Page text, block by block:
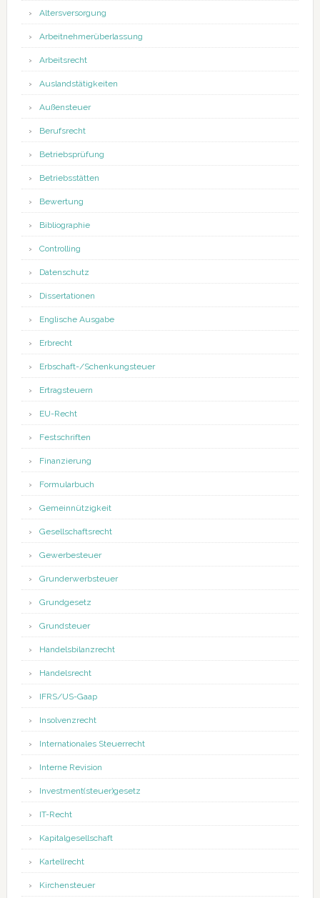
Altersversorgung
Arbeitnehmerüberlassung
Arbeitsrecht
Auslandstätigkeiten
Außensteuer
Berufsrecht
Betriebsprüfung
Betriebsstätten
Bewertung
Bibliographie
Controlling
Datenschutz
Dissertationen
Englische Ausgabe
Erbrecht
Erbschaft-/Schenkungsteuer
Ertragsteuern
EU-Recht
Festschriften
Finanzierung
Formularbuch
Gemeinnützigkeit
Gesellschaftsrecht
Gewerbesteuer
Grunderwerbsteuer
Grundgesetz
Grundsteuer
Handelsbilanzrecht
Handelsrecht
IFRS/US-Gaap
Insolvenzrecht
Internationales Steuerrecht
Interne Revision
Investment(steuer)gesetz
IT-Recht
Kapitalgesellschaft
Kartellrecht
Kirchensteuer